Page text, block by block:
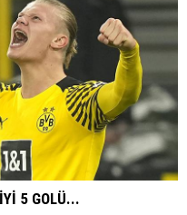
5 GOLÜ...